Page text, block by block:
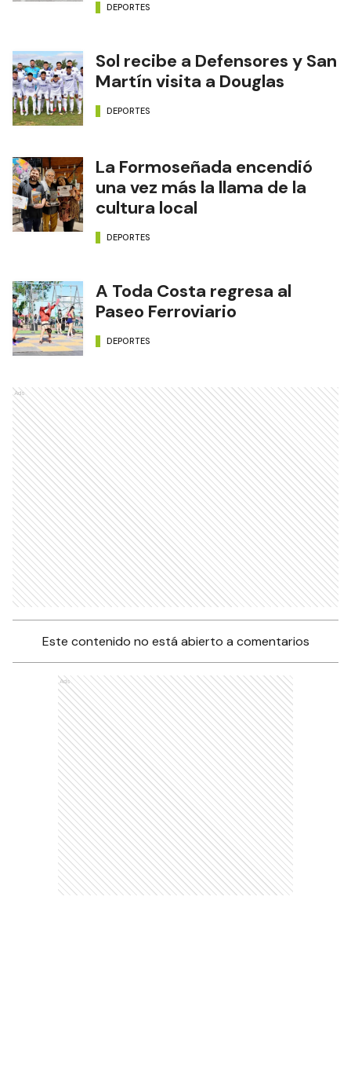
DEPORTES
Sol recibe a Defensores y San
Martín visita a Douglas
DEPORTES
La Formoseñada encendió
una vez más la llama de la
cultura local
DEPORTES
A Toda Costa regresa al
Paseo Ferroviario
DEPORTES
Ads
Este contenido no está abierto a comentarios
Ads